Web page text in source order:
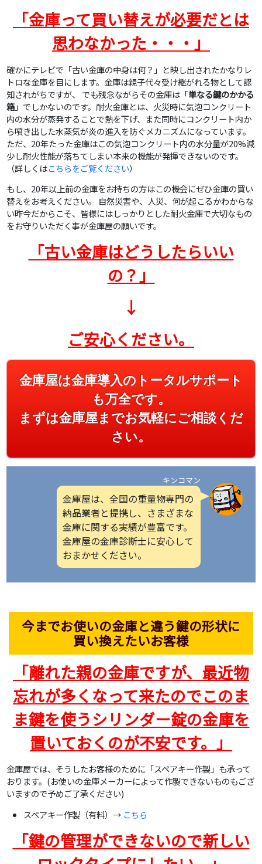
「金庫って買い替えが必要だとは
思わなかった・・・」
確かにテレビで「古い金庫の中身は何？」と映し出されたかなりレ
トロな金庫を目にします。金庫は親子代々受け継がれる物として認
知されがちですが、 でも残念ながらその金庫は「単なる鍵のかかる
箱」でしかないのです。耐火金庫とは、火災時に気泡コンクリート
内の水分が蒸発することで熱を下げ、また同時にコンクリート内か
ら噴き出した水蒸気が炎の進入を防ぐメカニズムになっています。
ただ、20年たった金庫はこの気泡コンクリート内の水分量が20%減
少し耐火性能が落ちてしまい本来の機能が発揮できないのです。
（詳しくはこちらをご覧ください）
もし、20年以上前の金庫をお持ちの方はこの機会にぜひ金庫の買い
替えをお考えください。 自然災害や、人災、何が起こるかわからな
い昨今だからこそ、皆様にはしっかりとした耐火金庫で大切なもの
をお守りいただく事が金庫屋の願いです。
「古い金庫はどうしたらいい
の？」
↓
ご安心ください。
金庫屋は金庫導入のトータルサポート
も万全です。
まずは金庫屋までお気軽にご相談くだ
さい。
キンコマン
金庫屋は、全国の重量物専門の
納品業者と提携し、さまざまな
金庫に関する実績が豊富です。
金庫屋の金庫診断士に安心して
おまかせください。
今までお使いの金庫と違う鍵の形状に
買い換えたいお客様
「離れた親の金庫ですが、最近物
忘れが多くなって来たのでこのま
ま鍵を使うシリンダー錠の金庫を
置いておくのが不安です。」
金庫屋では、そうしたお客様のために「スペアキー作製」も承って
おります。(お使いの金庫メーカーによって作製できないものもござ
いますので予めご了承ください)
スペアキー作製（有料）→ こちら
「鍵の管理ができないので新しい